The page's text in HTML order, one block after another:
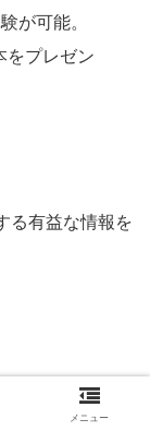
が可能。
をプレゼン
る有益な情報を
メニュー